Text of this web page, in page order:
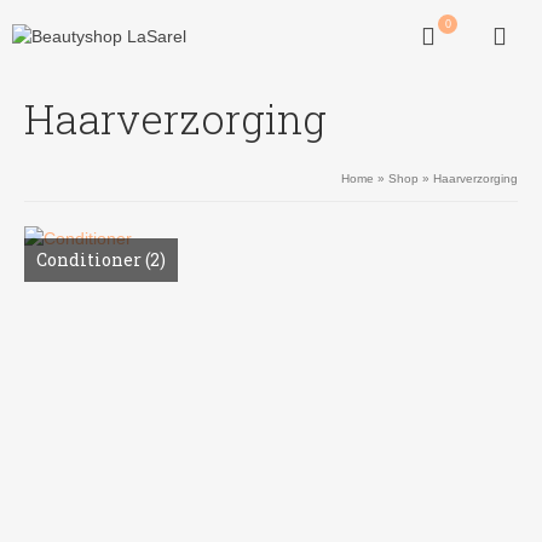
0
Haarverzorging
Home » Shop » Haarverzorging
Conditioner(2)